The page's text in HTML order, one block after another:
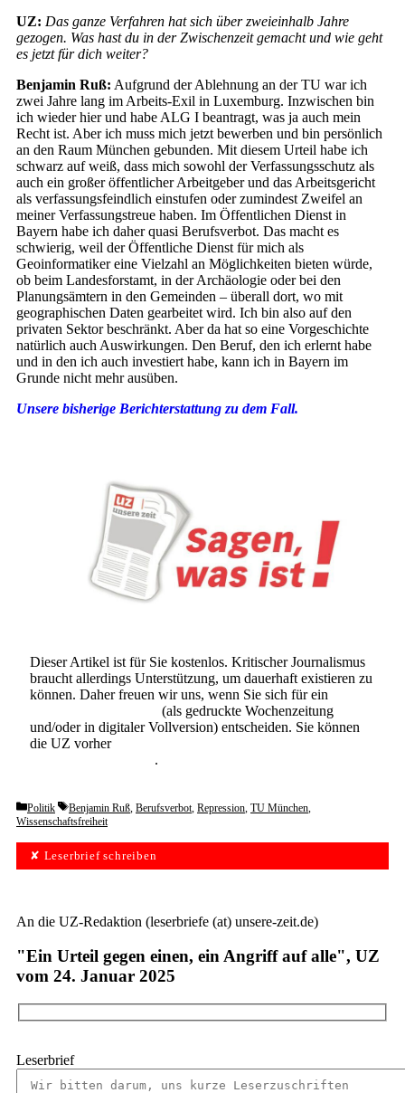
UZ: Das ganze Verfahren hat sich über zweieinhalb Jahre
gezogen. Was hast du in der Zwischenzeit gemacht und wie geht
es jetzt für dich weiter?
Benjamin Ruß: Aufgrund der Ablehnung an der TU war ich
zwei Jahre lang im Arbeits-Exil in Luxemburg. Inzwischen bin
ich wieder hier und habe ALG I beantragt, was ja auch mein
Recht ist. Aber ich muss mich jetzt bewerben und bin persönlich
an den Raum München gebunden. Mit diesem Urteil habe ich
schwarz auf weiß, dass mich sowohl der Verfassungsschutz als
auch ein großer öffentlicher Arbeitgeber und das Arbeitsgericht
als verfassungsfeindlich einstufen oder zumindest Zweifel an
meiner Verfassungstreue haben. Im Öffentlichen Dienst in
Bayern habe ich daher quasi Berufsverbot. Das macht es
schwierig, weil der Öffentliche Dienst für mich als
Geoinformatiker eine Vielzahl an Möglichkeiten bieten würde,
ob beim Landesforstamt, in der Archäologie oder bei den
Planungsämtern in den Gemeinden – überall dort, wo mit
geographischen Daten gearbeitet wird. Ich bin also auf den
privaten Sektor beschränkt. Aber da hat so eine Vorgeschichte
natürlich auch Auswirkungen. Den Beruf, den ich erlernt habe
und in den ich auch investiert habe, kann ich in Bayern im
Grunde nicht mehr ausüben.
Unsere bisherige Berichterstattung zu dem Fall.
Dieser Artikel ist für Sie kostenlos. Kritischer Journalismus
braucht allerdings Unterstützung, um dauerhaft existieren zu
können. Daher freuen wir uns, wenn Sie sich für ein
(als gedruckte Wochenzeitung
und/oder in digitaler Vollversion) entscheiden. Sie können
die UZ vorher
.
Categories
Politik Tags
Benjamin Ruß, Berufsverbot, Repression, TU München,
Wissenschaftsfreiheit
✘ Leserbrief schreiben
An die UZ-Redaktion (leserbriefe (at) unsere-zeit.de)
"Ein Urteil gegen einen, ein Angriff auf alle", UZ
vom 24. Januar 2025
Leserbrief